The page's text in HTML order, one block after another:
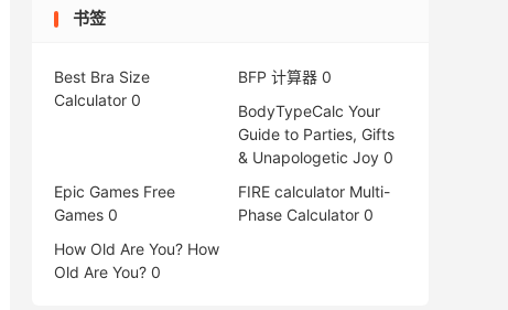
书签
Best Bra Size
Calculator 0
BFP 计算器 0
BodyTypeCalc Your
Guide to Parties, Gifts
& Unapologetic Joy 0
Epic Games Free
Games 0
FIRE calculator Multi-
Phase Calculator 0
How Old Are You? How
Old Are You? 0